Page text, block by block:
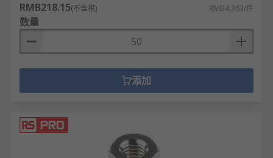
RMB218.15(不含税) RMB4.363/件
数量
添加